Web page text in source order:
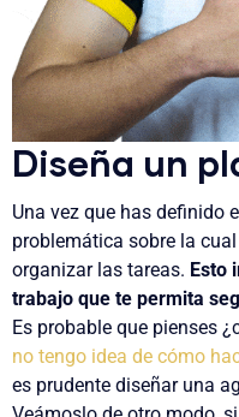
Diseña un
Una vez que has definido
problemática sobre la
organizar las tareas. Esto
trabajo que te permita
Es probable que pienses
no tengo idea de cómo
es prudente diseñar una